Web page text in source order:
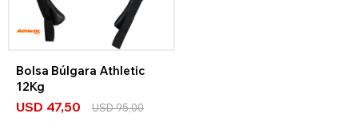
Bolsa Búlgara Athletic
12Kg
USD 47,50 USD95,00